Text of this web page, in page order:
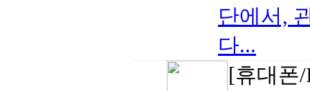
단에서,
다...
[휴대